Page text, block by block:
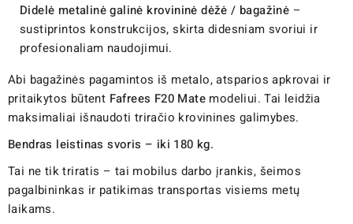
Didelė metalinė galinė krovininė dėžė / bagažinė –
sustiprintos konstrukcijos, skirta didesniam svoriui ir
profesionaliam naudojimui.
Abi bagažinės pagamintos iš metalo, atsparios apkrovai ir
pritaikytos būtent Fafrees F20 Mate modeliui. Tai leidžia
maksimaliai išnaudoti triračio krovinines galimybes.
Bendras leistinas svoris – iki 180 kg.
Tai ne tik triratis – tai mobilus darbo įrankis, šeimos
pagalbininkas ir patikimas transportas visiems metų
laikams.